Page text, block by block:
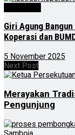
Giri Agung
Koperasi dan
5 November 2025
Next Post
Merayakan
Pengunjung